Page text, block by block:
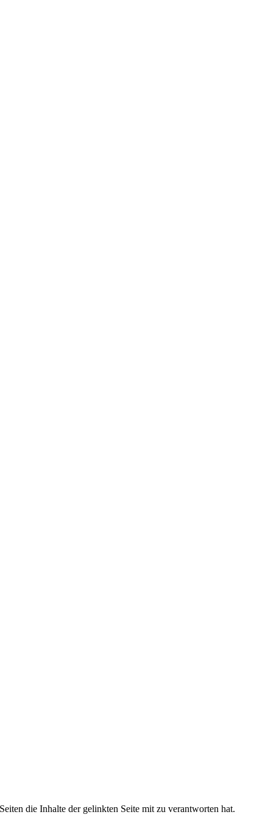
die Inhalte der gelinkten Seite mit zu verantworten hat.